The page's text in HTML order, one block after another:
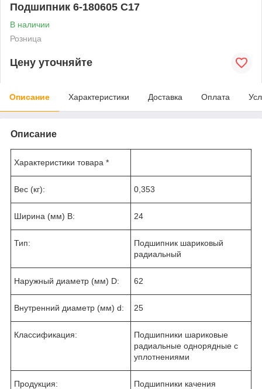
Подшипник 6-180605 С17
В наличии
Розница
Цену уточняйте
Описание Характеристики Доставка Оплата
Описание
Характеристики товара *
Вес (кг): 0,353
Ширина (мм) B: 24
Тип:
Подшипник шариковый
радиальный
Наружный диаметр (мм) D: 62
Внутренний диаметр (мм) d: 25
Классификация:
Подшипники шариковые
радиальные однорядные с
уплотнениями
Продукция: Подшипники качения